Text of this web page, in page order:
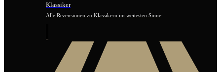
Klassiker
Alle Rezensionen zu Klassikern im weitesten Sinne